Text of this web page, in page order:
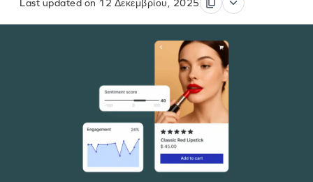
Last updated on 12 Δεκεμβρίου, 2025